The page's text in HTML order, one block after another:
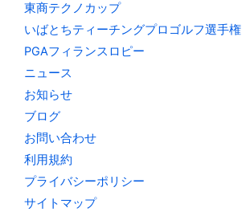
東商テクノカップ
いばとちティーチングプロゴルフ選手権
PGAフィランスロピー
ニュース
お知らせ
ブログ
お問い合わせ
利用規約
プライバシーポリシー
サイトマップ